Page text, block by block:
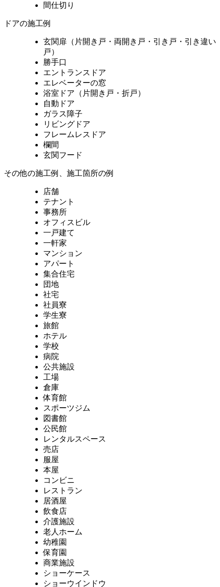
間仕切り
ドアの施工例
玄関扉（片開き戸・両開き戸・引き戸・引き違い
戸）
勝手口
エントランスドア
エレベーターの窓
浴室ドア（片開き戸・折戸）
自動ドア
ガラス障子
リビングドア
フレームレスドア
欄間
玄関フード
その他の施工例、施工箇所の例
店舗
テナント
事務所
オフィスビル
一戸建て
一軒家
マンション
アパート
集合住宅
団地
社宅
社員寮
学生寮
旅館
ホテル
学校
病院
公共施設
工場
倉庫
体育館
スポーツジム
図書館
公民館
レンタルスペース
売店
服屋
本屋
コンビニ
レストラン
居酒屋
飲食店
介護施設
老人ホーム
幼稚園
保育園
商業施設
ショーケース
ショーウインドウ